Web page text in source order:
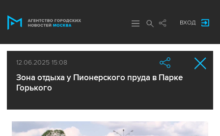
ВХОД
12.06.2025 15:08
Зона отдыха у Пионерского пруда в Парке
Горького